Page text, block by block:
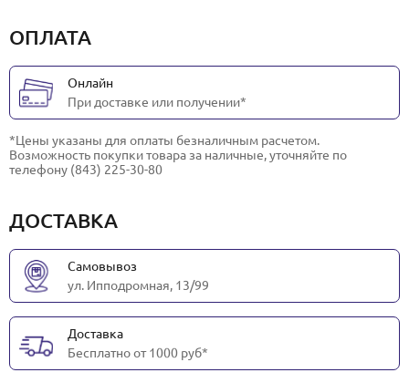
ОПЛАТА
Онлайн
При доставке или получении*
*Цены указаны для оплаты безналичным расчетом.
Возможность покупки товара за наличные, уточняйте по
телефону (843) 225-30-80
ДОСТАВКА
Самовывоз
ул. Ипподромная, 13/99
Доставка
Бесплатно от 1000 руб*